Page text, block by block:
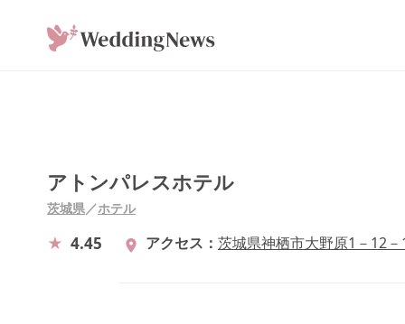
アトンパレスホテル
茨城県／ホテル
4.45 アクセス 茨城県神栖市大野原1－12－